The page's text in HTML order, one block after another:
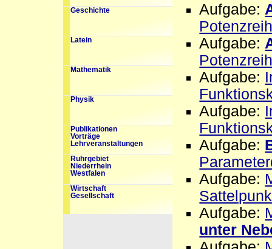
Geschichte
Latein
Mathematik
Physik
Publikationen
Vorträge
Lehrveranstaltungen
Ruhrgebiet
Niederrhein
Westfalen
Wirtschaft
Gesellschaft
Aufgabe:
Aufgabe:
Aufgabe:
Aufgabe:
Aufgabe:
Aufgabe:
Aufgabe:
unter